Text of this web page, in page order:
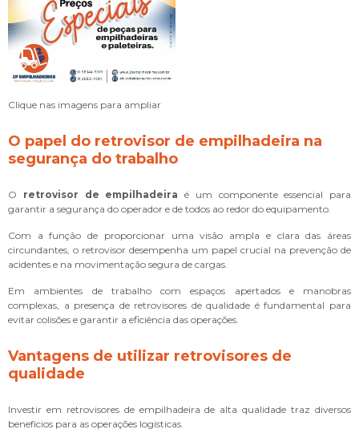
Clique nas imagens para ampliar
O papel do retrovisor de empilhadeira na
segurança do trabalho
O retrovisor de empilhadeira é um componente essencial para
garantir a segurança do operador e de todos ao redor do equipamento.
Com a função de proporcionar uma visão ampla e clara das áreas
circundantes, o retrovisor desempenha um papel crucial na prevenção de
acidentes e na movimentação segura de cargas.
Em ambientes de trabalho com espaços apertados e manobras
complexas, a presença de retrovisores de qualidade é fundamental para
evitar colisões e garantir a eficiência das operações.
Vantagens de utilizar retrovisores de
qualidade
Investir em retrovisores de empilhadeira de alta qualidade traz diversos
benefícios para as operações logísticas.